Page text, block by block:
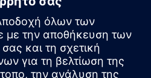
and Accessories
Click-On και διεπαφών
δυνατότητα προσθήκης